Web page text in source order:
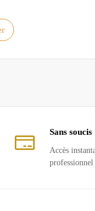
Sans soucis
Accès
professionnel